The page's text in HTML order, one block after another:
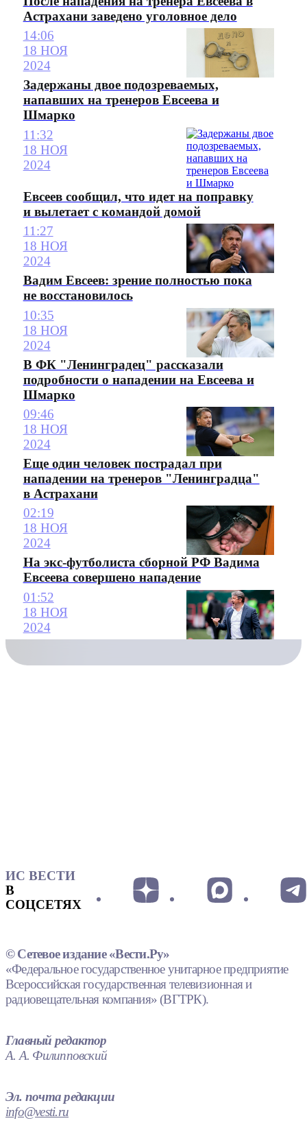
Астрахани заведено уголовное дело
14:06
18 НОЯ
2024
Задержаны двое подозреваемых,
напавших на тренеров Евсеева и
Шмарко
11:32
18 НОЯ
2024
Евсеев сообщил, что идет на поправку
и вылетает с командой домой
11:27
18 НОЯ
2024
Вадим Евсеев: зрение полностью пока
не восстановилось
10:35
18 НОЯ
2024
В ФК "Ленинградец" рассказали
подробности о нападении на Евсеева и
Шмарко
09:46
18 НОЯ
2024
Еще один человек пострадал при
нападении на тренеров "Ленинградца"
в Астрахани
02:19
18 НОЯ
2024
На экс-футболиста сборной РФ Вадима
Евсеева совершено нападение
01:52
18 НОЯ
2024
ИС ВЕСТИ
В
СОЦСЕТЯХ
© Сетевое издание «Вести.Ру»
«Федеральное государственное унитарное предприятие
Всероссийская государственная телевизионная и
радиовещательная компания» (ВГТРК).
Главный редактор
А. А. Филипповский
Эл. почта редакции
info@vesti.ru